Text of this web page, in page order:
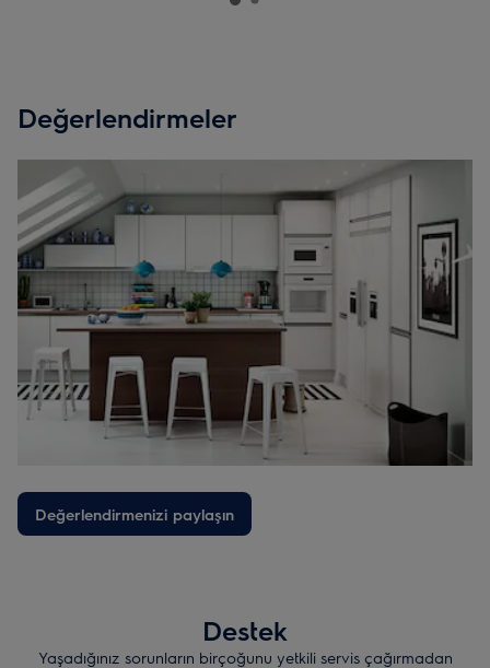
Değerlendirmeler
Değerlendirmenizi paylaşın
Destek
Yaşadığınız sorunların birçoğunu yetkili servis çağırmadan